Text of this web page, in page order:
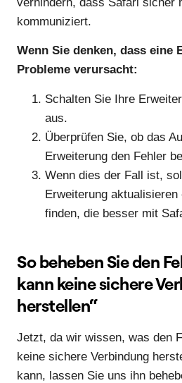
kommuniziert.
Wenn Sie denken, dass eine
Probleme verursacht:
Schalten Sie Ihre
aus.
Überprüfen Sie, ob das
Erweiterung den Fehler
Wenn dies der Fall ist,
Erweiterung aktualisieren
finden, die besser mit
So beheben Sie den
kann keine sichere
herstellen“
Jetzt, da wir wissen, was den
keine sichere Verbindung
kann, lassen Sie uns ihn